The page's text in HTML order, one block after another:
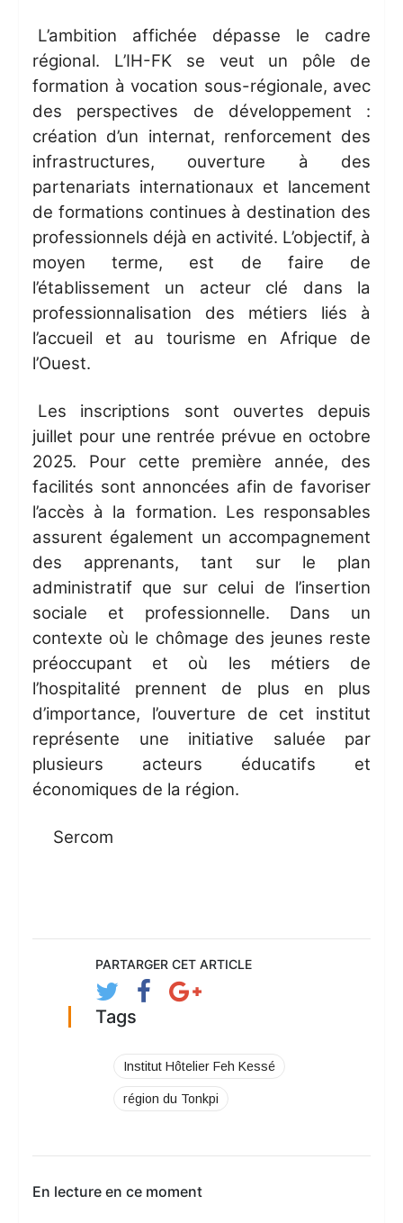
L’ambition affichée dépasse le cadre
régional. L’IH-FK se veut un pôle de
formation à vocation sous-régionale, avec
des perspectives de développement :
création d’un internat, renforcement des
infrastructures, ouverture à des
partenariats internationaux et lancement
de formations continues à destination des
professionnels déjà en activité. L’objectif, à
moyen terme, est de faire de
l’établissement un acteur clé dans la
professionnalisation des métiers liés à
l’accueil et au tourisme en Afrique de
l’Ouest.
Les inscriptions sont ouvertes depuis
juillet pour une rentrée prévue en octobre
2025. Pour cette première année, des
facilités sont annoncées afin de favoriser
l’accès à la formation. Les responsables
assurent également un accompagnement
des apprenants, tant sur le plan
administratif que sur celui de l’insertion
sociale et professionnelle. Dans un
contexte où le chômage des jeunes reste
préoccupant et où les métiers de
l’hospitalité prennent de plus en plus
d’importance, l’ouverture de cet institut
représente une initiative saluée par
plusieurs acteurs éducatifs et
économiques de la région.
Sercom
PARTARGER CET ARTICLE
Tags
Institut Hôtelier Feh Kessé
région du Tonkpi
En lecture en ce moment